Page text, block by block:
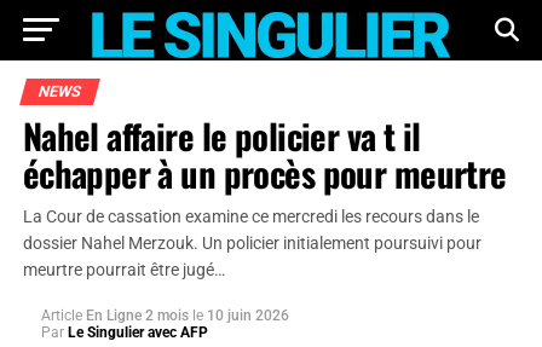
NEWS
Nahel affaire le policier va t il
échapper à un procès pour meurtre
La Cour de cassation examine ce mercredi les recours dans le
dossier Nahel Merzouk. Un policier initialement poursuivi pour
meurtre pourrait être jugé…
Article En Ligne 2 mois le 10 juin 2026
Par Le Singulier avec AFP